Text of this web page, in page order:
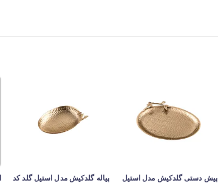
پیش دستی گلدکیش مدل استیل
پیاله گلدکیش مدل استیل گلد کد